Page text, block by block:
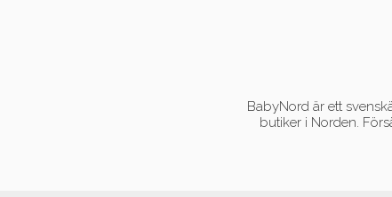
BabyNord är ett
butiker i Norden.